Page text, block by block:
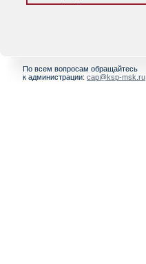
По всем вопросам обращайтесь
к администрации: cap@ksp-msk.ru